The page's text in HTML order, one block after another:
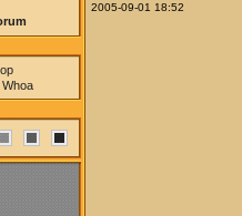
Whoa
2005-09-01 18:52